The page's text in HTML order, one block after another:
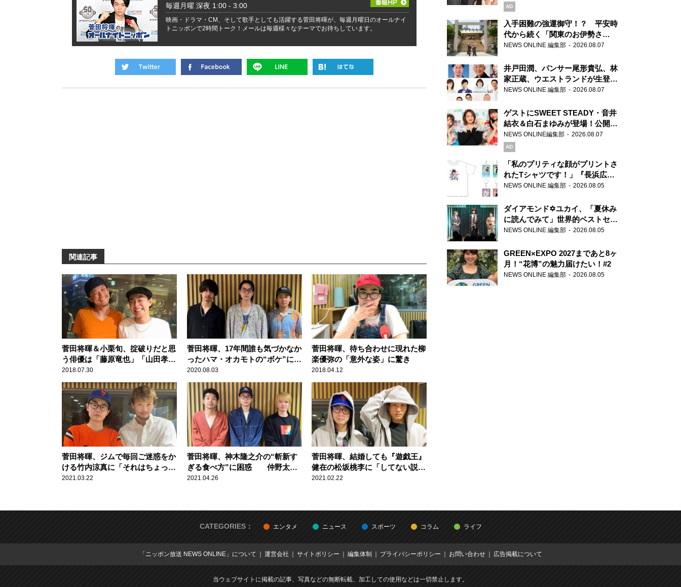
毎週月曜 深夜 1:00 - 3:00
映画・ドラマ・CM、そして歌手としても活躍する菅田将暉が、毎週月曜日のオールナイ
トニッポンで2時間トーク！メールは毎週様々なテーマでお待ちしています。
関連記事
菅田将暉＆小栗旬、掟破りだと思
う俳優は「藤原竜也」「山田孝
之」
2018.07.30
菅田将暉、17年間誰も気づかなか
ったハマ・オカモトの“ボケ”に一
発で気づく
2020.08.03
菅田将暉、待ち合わせに現れた柳
楽優弥の「意外な姿」に驚き
2018.04.12
菅田将暉、ジムで毎回ご迷惑をか
ける竹内涼真に「それはちょっ
と、アホだって！（笑）」
2021.03.22
菅田将暉、神木隆之介の“斬新す
ぎる食べ方”に困惑 仲野太賀
も「震えたね、あれは」
2021.04.26
菅田将暉、結婚しても『遊戯王』
健在の松坂桃李に「してない説あ
りますよ？」 松坂「したのよ
2021.02.22
AD
入手困難の強運御守！？ 平安時
代から続く「関東のお伊勢さ
ま」、芝大神宮にてランパンプス
NEWS ONLINE 編集部 2026.08.07
井戸田潤、パンサー尾形貴弘、林
家正蔵、ウエストランドが生登
場！『ラジオビバリー昼ズ』
NEWS ONLINE 編集部 2026.08.07
ゲストにSWEET STEADY・音井
結衣＆白石まゆみが登場！公開収
録で素顔全開！
NEWS ONLINE編集部 2026.08.07
AD
「私のプリティな顔がプリントさ
れたTシャツです！」『長浜広奈
天下無双』初の番組グッズ発売
NEWS ONLINE 編集部 2026.08.05
ダイアモンド✡ユカイ、「夏休み
に読んでみて」世界的ベストセラ
ー『アナスタシア』を紹介
NEWS ONLINE 編集部 2026.08.05
GREEN×EXPO 2027まであと8ヶ
月！“花博”の魅力届けたい！#2
NEWS ONLINE 編集部 2026.08.05
CATEGORIES： エンタメ ニュース スポーツ コラム ライフ
「ニッポン放送 NEWS ONLINE」について 運営会社 サイトポリシー 編集体制 プライバシーポリシー お問い合わせ 広告掲載について
当ウェブサイトに掲載の記事、写真などの無断転載、加工しての使用などは一切禁止します。